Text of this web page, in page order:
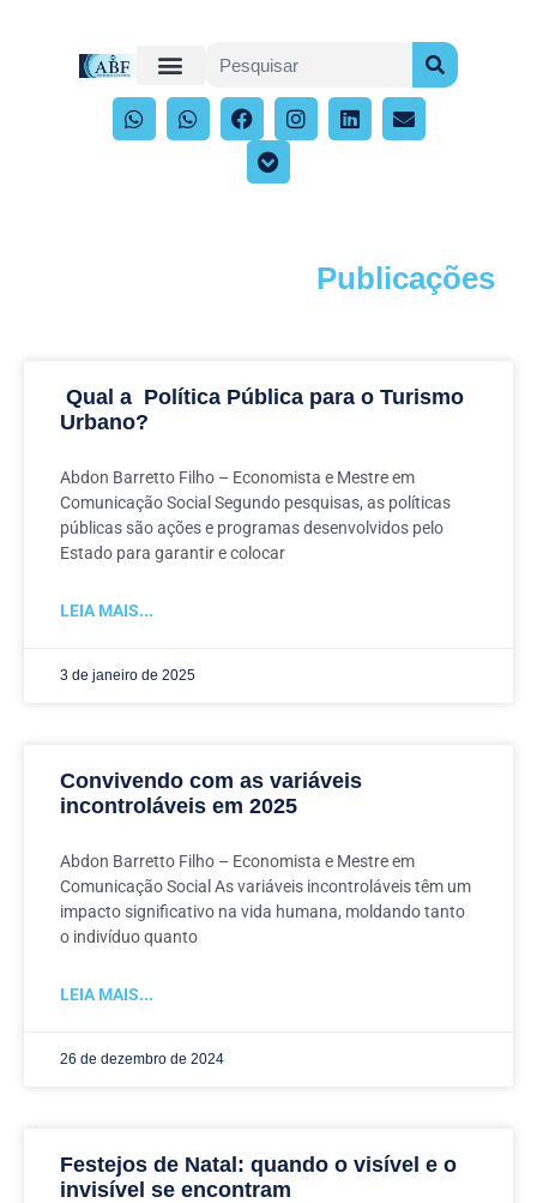
Publicações
Qual a Política Pública para o Turismo
Urbano?
Abdon Barretto Filho – Economista e Mestre em
Comunicação Social Segundo pesquisas, as políticas
públicas são ações e programas desenvolvidos pelo
Estado para garantir e colocar
LEIA MAIS...
3 de janeiro de 2025
Convivendo com as variáveis
incontroláveis em 2025
Abdon Barretto Filho – Economista e Mestre em
Comunicação Social As variáveis incontroláveis têm um
impacto significativo na vida humana, moldando tanto
o indivíduo quanto
LEIA MAIS...
26 de dezembro de 2024
Festejos de Natal: quando o visível e o
invisível se encontram